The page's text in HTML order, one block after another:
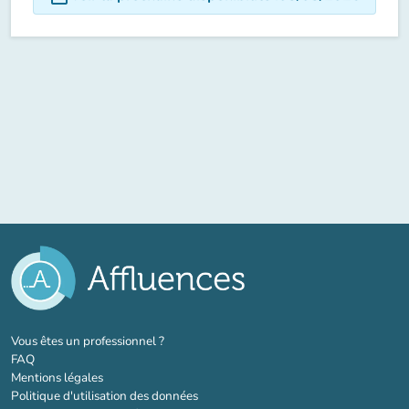
Vous êtes un professionnel ?(nouvel onglet)
FAQ
Mentions légales
Politique d'utilisation des données